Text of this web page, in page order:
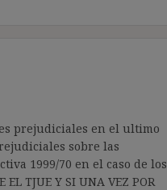
prejudiciales en el ultimo
sobre las
1999/70 en el caso de los
TJUE Y SI UNA VEZ POR